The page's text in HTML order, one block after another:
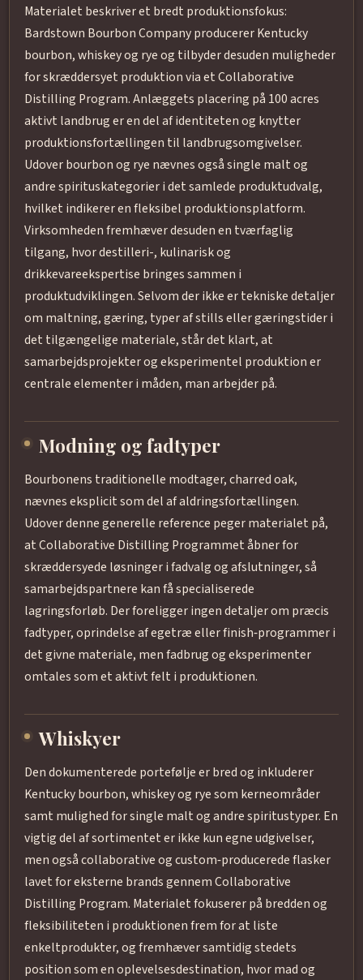
Materialet beskriver et bredt produktionsfokus:
Bardstown Bourbon Company producerer Kentucky
bourbon, whiskey og rye og tilbyder desuden muligheder
for skræddersyet produktion via et Collaborative
Distilling Program. Anlæggets placering på 100 acres
aktivt landbrug er en del af identiteten og knytter
produktionsfortællingen til landbrugsomgivelser.
Udover bourbon og rye nævnes også single malt og
andre spirituskategorier i det samlede produktudvalg,
hvilket indikerer en fleksibel produktionsplatform.
Virksomheden fremhæver desuden en tværfaglig
tilgang, hvor destilleri-, kulinarisk og
drikkevareekspertise bringes sammen i
produktudviklingen. Selvom der ikke er tekniske detaljer
om maltning, gæring, typer af stills eller gæringstider i
det tilgængelige materiale, står det klart, at
samarbejdsprojekter og eksperimentel produktion er
centrale elementer i måden, man arbejder på.
Modning og fadtyper
Bourbonens traditionelle modtager, charred oak,
nævnes eksplicit som del af aldringsfortællingen.
Udover denne generelle reference peger materialet på,
at Collaborative Distilling Programmet åbner for
skræddersyede løsninger i fadvalg og afslutninger, så
samarbejdspartnere kan få specialiserede
lagringsforløb. Der foreligger ingen detaljer om præcis
fadtyper, oprindelse af egetræ eller finish‑programmer i
det givne materiale, men fadbrug og eksperimenter
omtales som et aktivt felt i produktionen.
Whiskyer
Den dokumenterede portefølje er bred og inkluderer
Kentucky bourbon, whiskey og rye som kerneområder
samt mulighed for single malt og andre spiritustyper. En
vigtig del af sortimentet er ikke kun egne udgivelser,
men også collaborative og custom‑producerede flasker
lavet for eksterne brands gennem Collaborative
Distilling Program. Materialet fokuserer på bredden og
fleksibiliteten i produktionen frem for at liste
enkeltprodukter, og fremhæver samtidig stedets
position som en oplevelsesdestination, hvor mad og